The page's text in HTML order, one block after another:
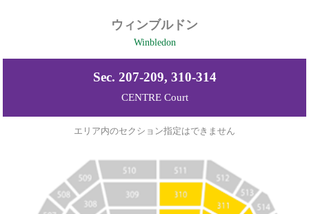
ウィンブルドン
Winbledon
Sec. 207-209, 310-314
CENTRE Court
エリア内のセクション指定はできません